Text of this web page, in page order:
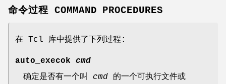
命令过程 COMMAND PROCEDURES
在 Tcl 库中提供了下列过程:
auto_execok cmd
确定是否有一个叫 cmd 的一个可执行文件或